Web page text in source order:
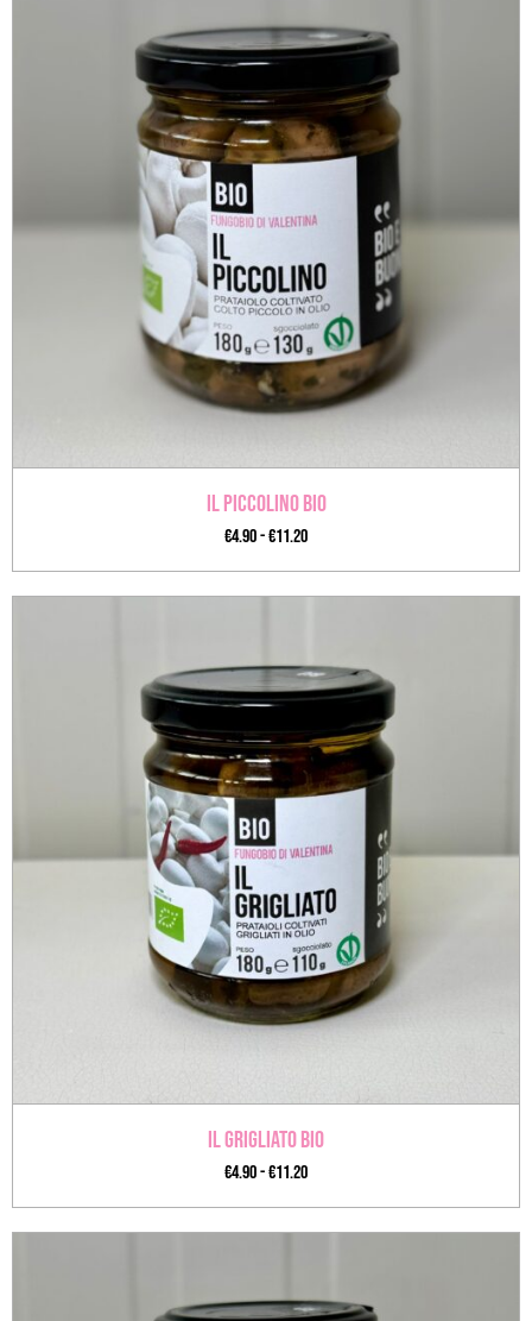
Il Piccolino BIO
€4.90-€11.20
Il Grigliato BIO
€4.90-€11.20